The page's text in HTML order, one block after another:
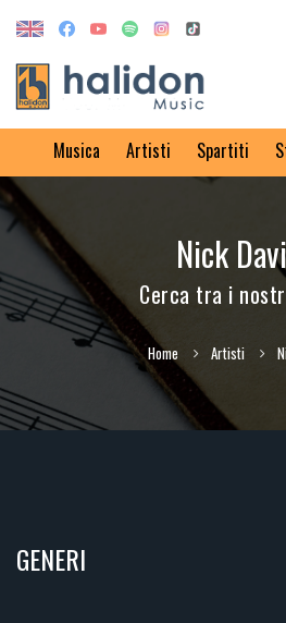
Musica Artisti Spartiti
Nick
Cerca tra i
Home Artisti
GENERI